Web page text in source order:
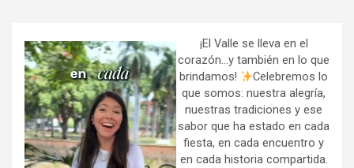
h
¡El Valle se lleva en el
corazón…y también en lo que
brindamos!
Celebremos lo
que somos: nuestra alegría,
nuestras tradiciones y ese
sabor que ha estado en cada
fiesta, en cada encuentro y
en cada historia compartida.